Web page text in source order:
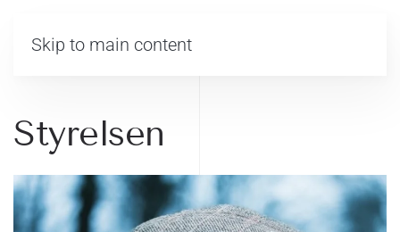
Skip to main content
Styrelsen